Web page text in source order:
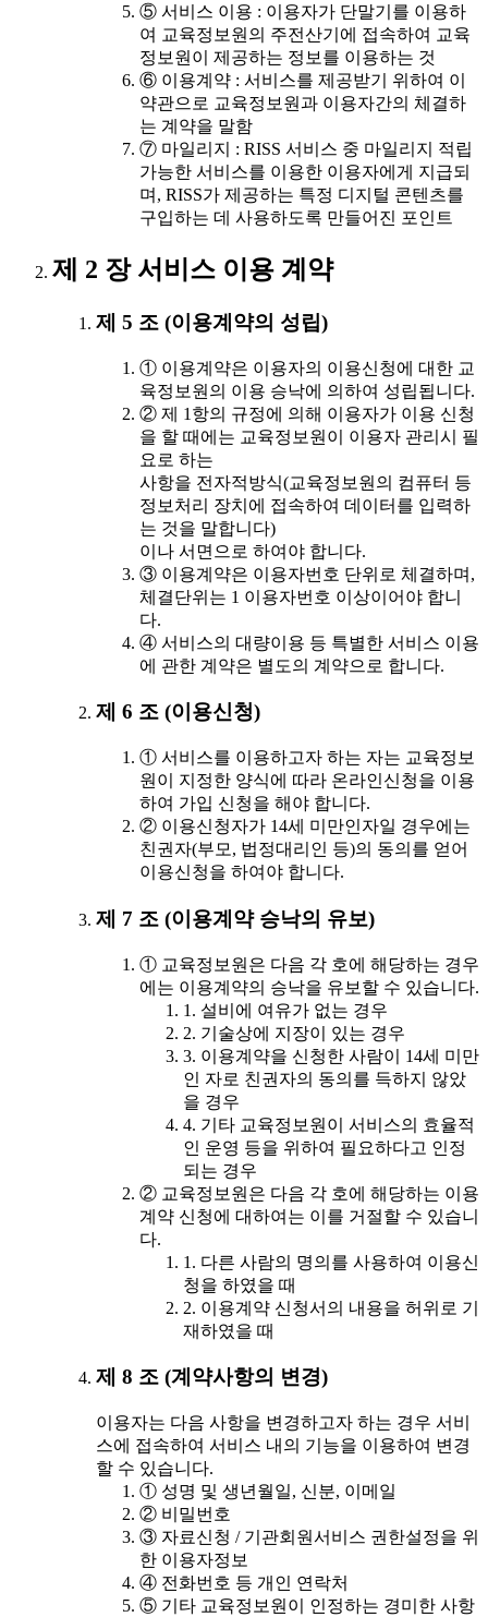
⑤ 서비스 이용 : 이용자가 단말기를 이용하
여 교육정보원의 주전산기에 접속하여 교육
정보원이 제공하는 정보를 이용하는 것
⑥ 이용계약 : 서비스를 제공받기 위하여 이
약관으로 교육정보원과 이용자간의 체결하
는 계약을 말함
⑦ 마일리지 : RISS 서비스 중 마일리지 적립
가능한 서비스를 이용한 이용자에게 지급되
며, RISS가 제공하는 특정 디지털 콘텐츠를
구입하는 데 사용하도록 만들어진 포인트
제 2 장 서비스 이용 계약
제 5 조 (이용계약의 성립)
① 이용계약은 이용자의 이용신청에 대한 교
육정보원의 이용 승낙에 의하여 성립됩니다.
② 제 1항의 규정에 의해 이용자가 이용 신청
을 할 때에는 교육정보원이 이용자 관리시 필
요로 하는
사항을 전자적방식(교육정보원의 컴퓨터 등
정보처리 장치에 접속하여 데이터를 입력하
는 것을 말합니다)
이나 서면으로 하여야 합니다.
③ 이용계약은 이용자번호 단위로 체결하며,
체결단위는 1 이용자번호 이상이어야 합니
다.
④ 서비스의 대량이용 등 특별한 서비스 이용
에 관한 계약은 별도의 계약으로 합니다.
제 6 조 (이용신청)
① 서비스를 이용하고자 하는 자는 교육정보
원이 지정한 양식에 따라 온라인신청을 이용
하여 가입 신청을 해야 합니다.
② 이용신청자가 14세 미만인자일 경우에는
친권자(부모, 법정대리인 등)의 동의를 얻어
이용신청을 하여야 합니다.
제 7 조 (이용계약 승낙의 유보)
① 교육정보원은 다음 각 호에 해당하는 경우
에는 이용계약의 승낙을 유보할 수 있습니다.
1. 설비에 여유가 없는 경우
2. 기술상에 지장이 있는 경우
3. 이용계약을 신청한 사람이 14세 미만
인 자로 친권자의 동의를 득하지 않았
을 경우
4. 기타 교육정보원이 서비스의 효율적
인 운영 등을 위하여 필요하다고 인정
되는 경우
② 교육정보원은 다음 각 호에 해당하는 이용
계약 신청에 대하여는 이를 거절할 수 있습니
다.
1. 다른 사람의 명의를 사용하여 이용신
청을 하였을 때
2. 이용계약 신청서의 내용을 허위로 기
재하였을 때
제 8 조 (계약사항의 변경)
이용자는 다음 사항을 변경하고자 하는 경우 서비
스에 접속하여 서비스 내의 기능을 이용하여 변경
할 수 있습니다.
① 성명 및 생년월일, 신분, 이메일
② 비밀번호
③ 자료신청 / 기관회원서비스 권한설정을 위
한 이용자정보
④ 전화번호 등 개인 연락처
⑤ 기타 교육정보원이 인정하는 경미한 사항